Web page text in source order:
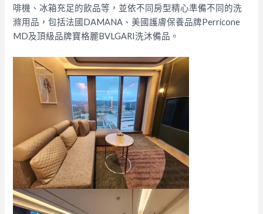
啡機、冰箱充足的飲品等，並依不同房型精心準備不同的洗
滌用品，包括法國DAMANA、美國護膚保養品牌Perricone
MD及頂級品牌寶格麗BVLGARI洗沐備品。